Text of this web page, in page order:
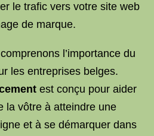
le trafic vers votre site web
de marque.
l’importance du
les entreprises belges.
est conçu pour aider
la vôtre à atteindre une
et à se démarquer dans